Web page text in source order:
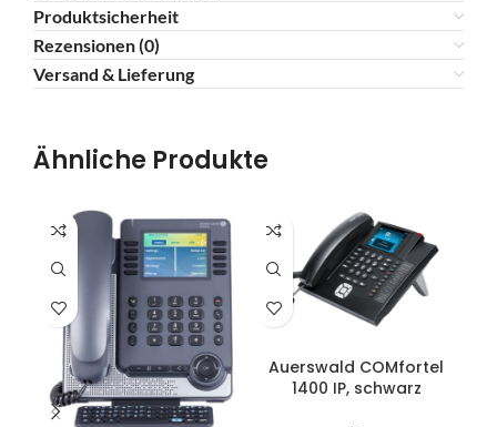
Produktsicherheit
Rezensionen (0)
Versand & Lieferung
Ähnliche Produkte
Auerswald COMfortel
1400 IP, schwarz